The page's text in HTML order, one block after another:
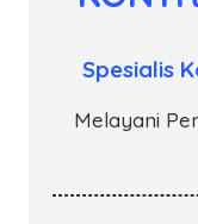
Spesialis
Melayani